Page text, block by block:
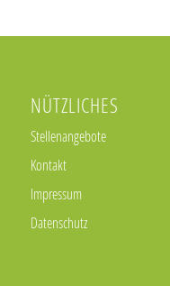
NÜTZLICHES
Stellenangebote
Kontakt
Impressum
Datenschutz